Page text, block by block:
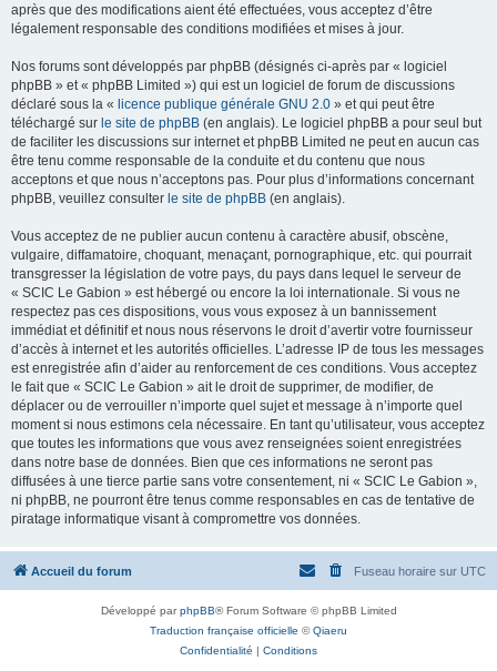
après que des modifications aient été effectuées, vous acceptez d’être
légalement responsable des conditions modifiées et mises à jour.
Nos forums sont développés par phpBB (désignés ci-après par « logiciel
phpBB » et « phpBB Limited ») qui est un logiciel de forum de discussions
déclaré sous la « licence publique générale GNU 2.0 » et qui peut être
téléchargé sur le site de phpBB (en anglais). Le logiciel phpBB a pour seul but
de faciliter les discussions sur internet et phpBB Limited ne peut en aucun cas
être tenu comme responsable de la conduite et du contenu que nous
acceptons et que nous n’acceptons pas. Pour plus d’informations concernant
phpBB, veuillez consulter le site de phpBB (en anglais).
Vous acceptez de ne publier aucun contenu à caractère abusif, obscène,
vulgaire, diffamatoire, choquant, menaçant, pornographique, etc. qui pourrait
transgresser la législation de votre pays, du pays dans lequel le serveur de
« SCIC Le Gabion » est hébergé ou encore la loi internationale. Si vous ne
respectez pas ces dispositions, vous vous exposez à un bannissement
immédiat et définitif et nous nous réservons le droit d’avertir votre fournisseur
d’accès à internet et les autorités officielles. L’adresse IP de tous les messages
est enregistrée afin d’aider au renforcement de ces conditions. Vous acceptez
le fait que « SCIC Le Gabion » ait le droit de supprimer, de modifier, de
déplacer ou de verrouiller n’importe quel sujet et message à n’importe quel
moment si nous estimons cela nécessaire. En tant qu’utilisateur, vous acceptez
que toutes les informations que vous avez renseignées soient enregistrées
dans notre base de données. Bien que ces informations ne seront pas
diffusées à une tierce partie sans votre consentement, ni « SCIC Le Gabion »,
ni phpBB, ne pourront être tenus comme responsables en cas de tentative de
piratage informatique visant à compromettre vos données.
Accueil du forum Fuseau horaire sur UTC
Développé parphpBB® Forum Software © phpBB Limited
Traduction française officielle ©Qiaeru
Confidentialité | Conditions